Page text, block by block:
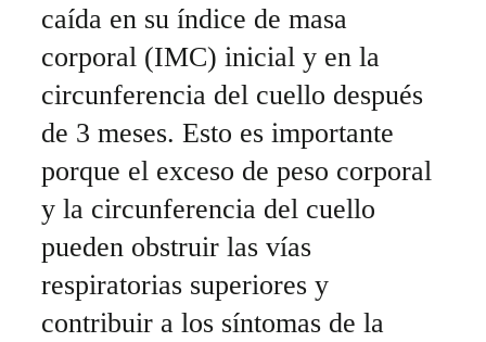
caída en su índice de masa
corporal (IMC) inicial y en la
circunferencia del cuello después
de 3 meses. Esto es importante
porque el exceso de peso corporal
y la circunferencia del cuello
pueden obstruir las vías
respiratorias superiores y
contribuir a los síntomas de la